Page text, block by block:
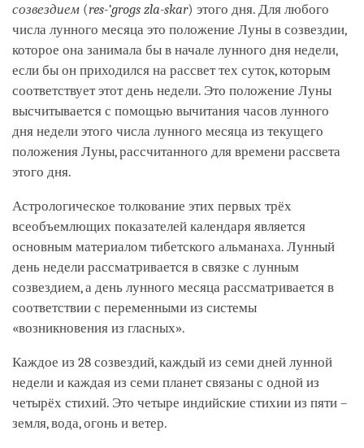
созвездием (res-’grogs zla-skar) этого дня. Для любого
числа лунного месяца это положение Луны в созвездии,
которое она занимала бы в начале лунного дня недели,
если бы он приходился на рассвет тех суток, которым
соответствует этот день недели. Это положение Луны
высчитывается с помощью вычитания часов лунного
дня недели этого числа лунного месяца из текущего
положения Луны, рассчитанного для времени рассвета
этого дня.
Астрологическое толкование этих первых трёх
всеобъемлющих показателей календаря является
основным материалом тибетского альманаха. Лунный
день недели рассматривается в связке с лунным
созвездием, а день лунного месяца рассматривается в
соответствии с переменными из системы
«возникновения из гласных».
Каждое из 28 созвездий, каждый из семи дней лунной
недели и каждая из семи планет связаны с одной из
четырёх стихий. Это четыре индийские стихии из пяти –
земля, вода, огонь и ветер.